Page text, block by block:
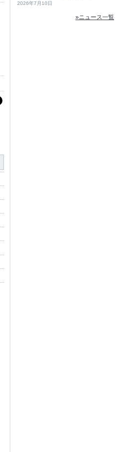
2026年7月10日
»ニュース一覧